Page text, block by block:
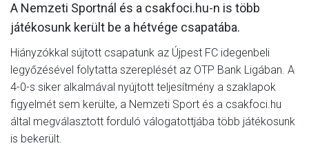
SZURKOLÓI ÉLMÉNYEK
A Nemzeti Sportnál és a csakfoci.hu-n is több
játékosunk került be a hétvége csapatába.
Hiányzókkal sújtott csapatunk az Újpest FC idegenbeli
legyőzésével folytatta szereplését az OTP Bank Ligában. A
4-0-s siker alkalmával nyújtott teljesítmény a szaklapok
figyelmét sem kerülte, a Nemzeti Sport és a csakfoci.hu
által megválasztott forduló válogatottjába több játékosunk
is bekerült.